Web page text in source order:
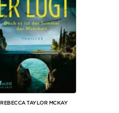
REBECCA TAYLOR MCKAY